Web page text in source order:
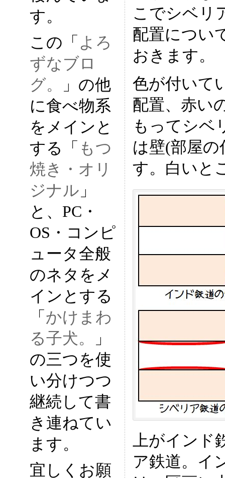
す。
この「 よろ
ずなブロ
グ。
」の他
に食べ物系
をメインと
する「 もつ
焼き・オリ
ジナル 」
と、PC・
OS・コンピ
ュータ全般
のネタをメ
インとする
「 かけまわ
る子犬。
」
の三つを使
い分けつつ
継続して書
き連ねてい
ます。
宜しくお願
こでシベリ
配置につい
おきます。
色が付いて
配置、赤い
もってシベ
は壁(部屋
す。白いと
上がインド
ア鉄道。イ